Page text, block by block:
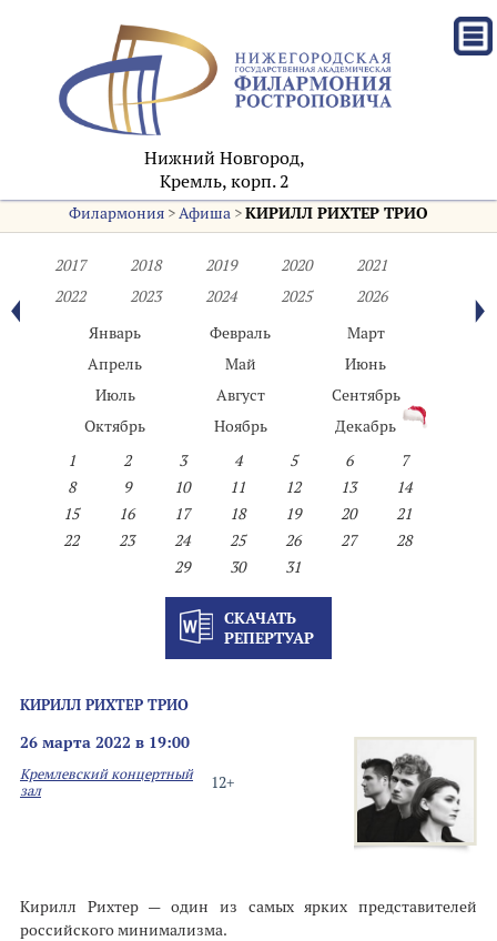
Нижний Новгород,
Кремль, корп. 2
Филармония>Афиша>КИРИЛЛ РИХТЕР ТРИО
2017 2018 2019 2020
2021
2022
2023 2024 2025
2026
Январь
Февраль
Март
Апрель
Май
Июнь
Июль
Август
Сентябрь
Октябрь
Ноябрь
Декабрь
1
2 3 4 5 6
7
8
9 10 11 12 13
14
15
16 17 18 19 20
21
22
23 24 25 26 27
28
29
30 31
СКАЧАТЬ
РЕПЕРТУАР
КИРИЛЛ РИХТЕР ТРИО
26 марта 2022 в 19:00
12+
Кремлевский концертный
зал
Кирилл Рихтер — один из самых ярких представителей
российского минимализма.